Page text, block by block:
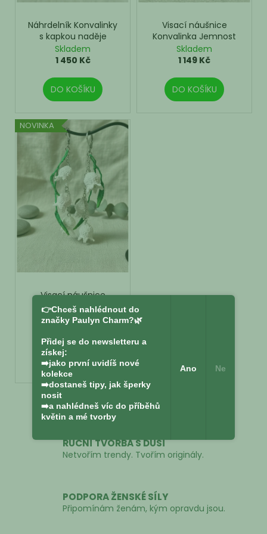
k
Náhrdelník Konvalinky
s kapkou naděje
Skladem
1 450 Kč
DO KOŠÍKU
Visací náušnice
Konvalinka Jemnost
Skladem
1 149 Kč
DO KOŠÍKU
NOVINKA
Visací náušnice
konvalinky Hojnost
Skladem
DO KOŠÍKU
O
á
d
í
p
3položek celkem
RUČNÍ TVORBA S DUŠÍ
Netvořím trendy. Tvořím originály.
PODPORA ŽENSKÉ SÍLY
Připomínám ženám, kým opravdu jsou.
👉Chceš nahlédnout do
značky Paulyn Charm?🌿
Přidej se do newsletteru a
získej:
➡️jako první uvidíš nové
kolekce
➡️dostaneš tipy, jak šperky
nosit
➡️a nahlédneš víc do příběhů
květin a mé tvorby
Ano Ne